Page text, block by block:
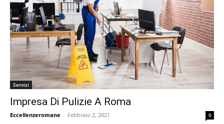
Servizi
Impresa Di Pulizie A Roma
Eccellenzeromane - Febbraio 2, 2021 0